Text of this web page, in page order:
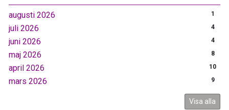
augusti 2026 1
juli 2026 4
juni 2026 4
maj 2026 8
april 2026 10
mars 2026 9
Visa alla